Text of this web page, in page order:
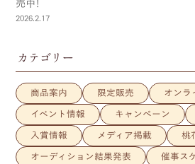
売中！
2026.2.17
カテゴリー
商品案内 限定販売 オンラ
イベント情報 キャンペーン
入賞情報 メディア掲載 桃
オーディション結果発表 催事ス